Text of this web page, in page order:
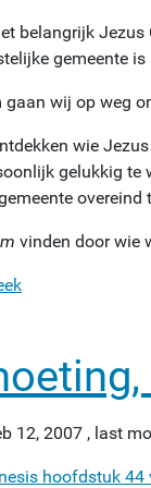
belangrijk Jezus
gemeente
gaan wij op weg
wie
gelukkig te
overeind
vinden door wie
12, 2007 , last
hoofdstuk 44